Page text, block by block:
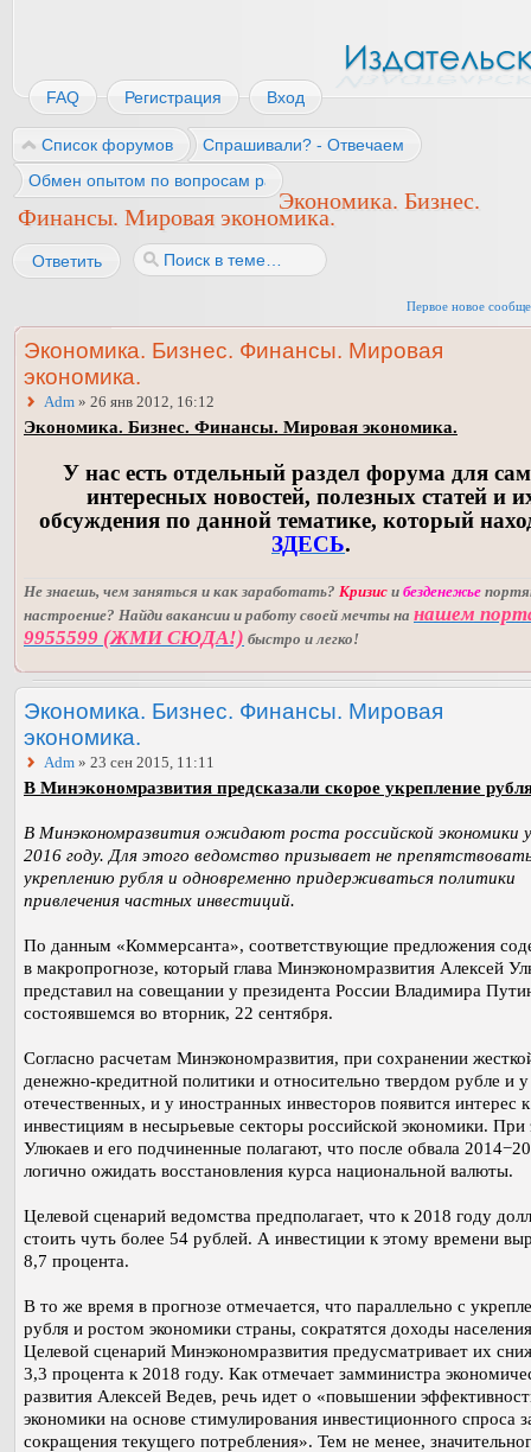
FAQ Регистрация Вход
Список форумов
Спрашивали? - Отвечаем
Обмен опытом по вопросам работы
Экономика. Бизнес.
Финансы. Мировая экономика.
Ответить
Первое новое
Экономика. Бизнес. Финансы. Мировая
экономика.
Adm » 26 янв 2012, 16:12
Экономика. Бизнес. Финансы. Мировая экономика.
У нас есть отдельный раздел форума для
интересных новостей, полезных статей и
обсуждения по данной тематике, который
ЗДЕСЬ.
Не знаешь, чем заняться и как заработать? Кризис и безденежье
настроение? Найди вакансии и работу своей мечты на нашем
9955599 (ЖМИ СЮДА!) быстро и легко!
Экономика. Бизнес. Финансы. Мировая
экономика.
Adm » 23 сен 2015, 11:11
В Минэкономразвития предсказали скорое укрепление
В Минэкономразвития ожидают роста российской экономики
2016 году. Для этого ведомство призывает не
укреплению рубля и одновременно придерживаться политики
привлечения частных инвестиций.
По данным «Коммерсанта», соответствующие предложения
в макропрогнозе, который глава Минэкономразвития Алексей
представил на совещании у президента России Владимира
состоявшемся во вторник, 22 сентября.
Согласно расчетам Минэкономразвития, при сохранении
денежно-кредитной политики и относительно твердом рубле и у
отечественных, и у иностранных инвесторов появится интерес к
инвестициям в несырьевые секторы российской экономики. При
Улюкаев и его подчиненные полагают, что после обвала
логично ожидать восстановления курса национальной валюты.
Целевой сценарий ведомства предполагает, что к 2018 году
стоить чуть более 54 рублей. А инвестиции к этому времени
8,7 процента.
В то же время в прогнозе отмечается, что параллельно с
рубля и ростом экономики страны, сократятся доходы
Целевой сценарий Минэкономразвития предусматривает их
3,3 процента к 2018 году. Как отмечает замминистра
развития Алексей Ведев, речь идет о «повышении
экономики на основе стимулирования инвестиционного спроса
сокращения текущего потребления». Тем не менее,